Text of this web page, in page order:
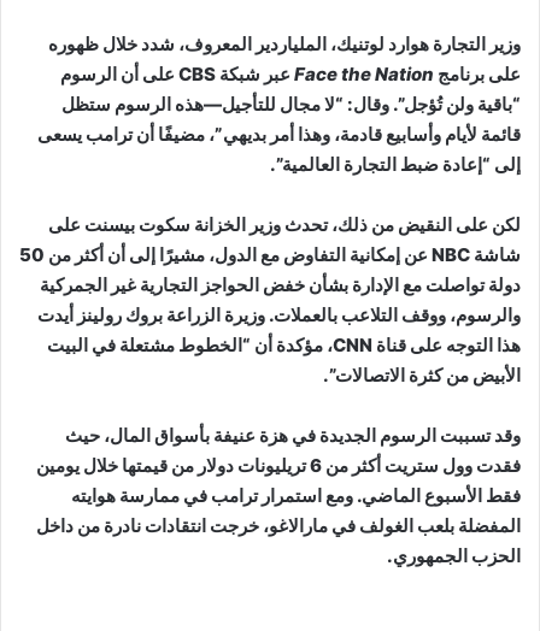
وزير التجارة هوارد لوتنيك، الملياردير المعروف، شدد خلال ظهوره
على برنامج Face the Nation
عبر شبكة CBS على أن الرسوم
“باقية ولن تُؤجل”. وقال: “لا مجال للتأجيل—هذه الرسوم ستظل
قائمة لأيام وأسابيع قادمة، وهذا أمر بديهي”، مضيفًا أن ترامب يسعى
إلى “إعادة ضبط التجارة العالمية”.
لكن على النقيض من ذلك، تحدث وزير الخزانة سكوت بيسنت على
شاشة NBC عن إمكانية التفاوض مع الدول، مشيرًا إلى أن أكثر من 50
دولة تواصلت مع الإدارة بشأن خفض الحواجز التجارية غير الجمركية
والرسوم، ووقف التلاعب بالعملات. وزيرة الزراعة بروك رولينز أيدت
هذا التوجه على قناة CNN، مؤكدة أن “الخطوط مشتعلة في البيت
الأبيض من كثرة الاتصالات”.
وقد تسببت الرسوم الجديدة في هزة عنيفة بأسواق المال، حيث
فقدت وول ستريت أكثر من 6 تريليونات دولار من قيمتها خلال يومين
فقط الأسبوع الماضي. ومع استمرار ترامب في ممارسة هوايته
المفضلة بلعب الغولف في مارالاغو، خرجت انتقادات نادرة من داخل
الحزب الجمهوري.